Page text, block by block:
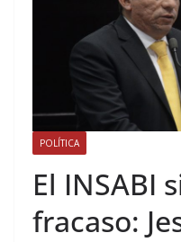
POLÍTICA
El INSABI
fracaso: